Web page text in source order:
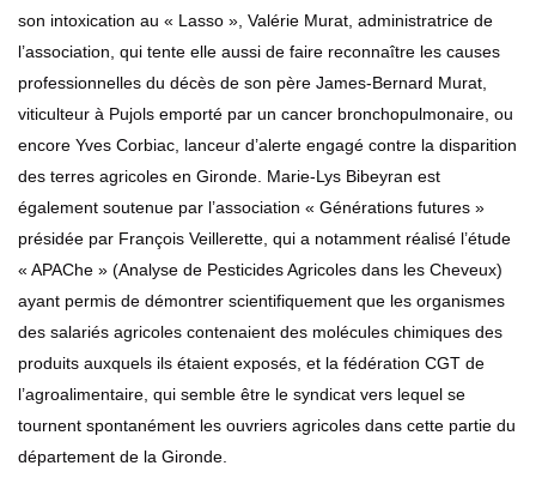
son intoxication au « Lasso », Valérie Murat, administratrice de
l’association, qui tente elle aussi de faire reconnaître les causes
professionnelles du décès de son père James-Bernard Murat,
viticulteur à Pujols emporté par un cancer bronchopulmonaire, ou
encore Yves Corbiac, lanceur d’alerte engagé contre la disparition
des terres agricoles en Gironde. Marie-Lys Bibeyran est
également soutenue par l’association « Générations futures »
présidée par François Veillerette, qui a notamment réalisé l’étude
« APAChe » (Analyse de Pesticides Agricoles dans les Cheveux)
ayant permis de démontrer scientifiquement que les organismes
des salariés agricoles contenaient des molécules chimiques des
produits auxquels ils étaient exposés, et la fédération CGT de
l’agroalimentaire, qui semble être le syndicat vers lequel se
tournent spontanément les ouvriers agricoles dans cette partie du
département de la Gironde.